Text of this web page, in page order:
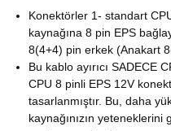
Konektörler 1- standart
kaynağına 8 pin EPS
8(4+4) pin erkek (Anakart
Bu kablo ayırıcı SADECE
CPU 8 pinli EPS 12V
tasarlanmıştır. Bu, daha
kaynağınızın